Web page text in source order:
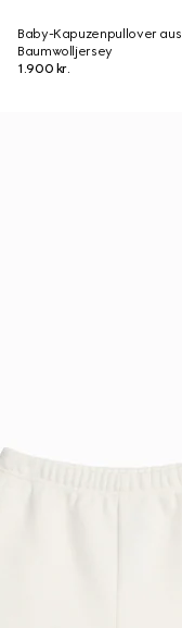
Baby-Kapuzenpullover aus
Baumwolljersey
1.900 kr.